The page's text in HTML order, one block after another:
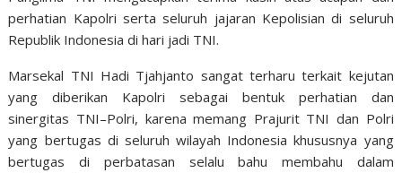
perhatian Kapolri serta seluruh jajaran Kepolisian di seluruh
Republik Indonesia di hari jadi TNI.
Marsekal TNI Hadi Tjahjanto sangat terharu terkait kejutan
yang diberikan Kapolri sebagai bentuk perhatian dan
sinergitas TNI–Polri, karena memang Prajurit TNI dan Polri
yang bertugas di seluruh wilayah Indonesia khususnya yang
bertugas di perbatasan selalu bahu membahu dalam